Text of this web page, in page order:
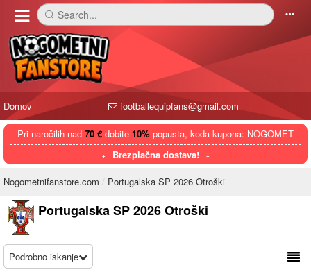
󰅼 Search... 󰄒
Domov footballequipfans@gmail.com
Pri naročilih nad 70 € dobite 10% popusta, koda kupona: NOGOMET
Brezplačna dostava!
Nogometnifanstore.com Portugalska SP 2026 Otroški
Portugalska SP 2026 Otroški
Podrobno iskanje